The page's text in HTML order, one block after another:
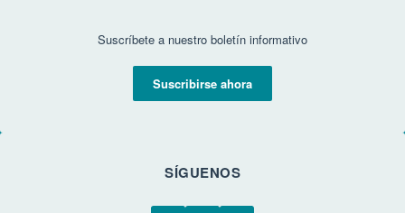
Suscríbete a nuestro boletín informativo
Suscribirse ahora
SÍGUENOS